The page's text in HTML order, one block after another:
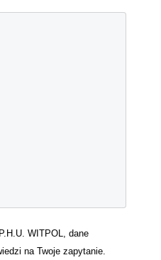
WITPOL, dane
na Twoje zapytanie.